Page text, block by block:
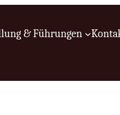
& Führungen